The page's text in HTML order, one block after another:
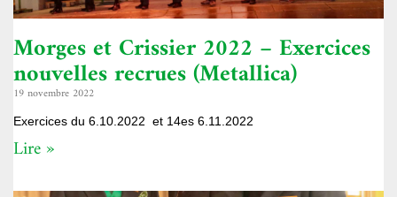
Morges et Crissier 2022 – Exercices
nouvelles recrues (Metallica)
19 novembre 2022
Exercices du 6.10.2022 et 14es 6.11.2022
Lire »